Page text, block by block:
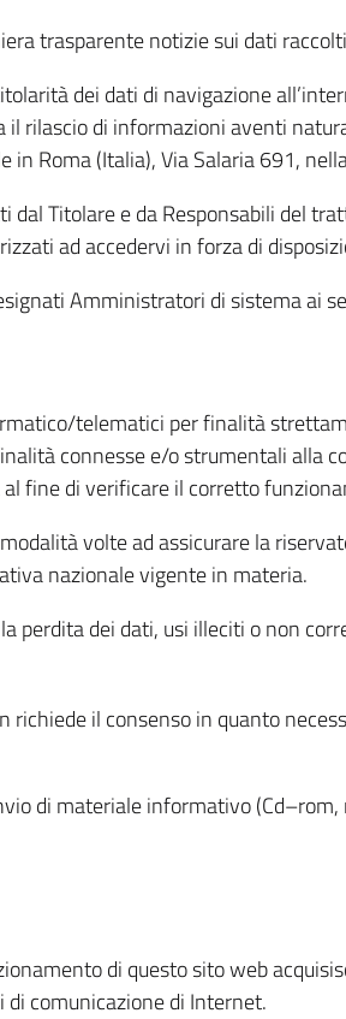
trasparente notizie sui dati
dei dati di navigazione
il rilascio di informazioni aventi
in Roma (Italia), Via Salaria 691,
dal Titolare e da Responsabili del
ad accedervi in forza di
Amministratori di sistema ai
telematici per finalità
connesse e/o strumentali alla
fine di verificare il corretto
volte ad assicurare la
nazionale vigente in materia.
perdita dei dati, usi illeciti o non
il consenso in quanto
di materiale informativo
di questo sito web
di comunicazione di Internet.